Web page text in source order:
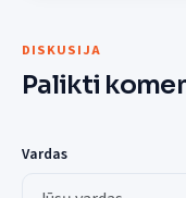
DISKUSIJA
Palikti
Vardas